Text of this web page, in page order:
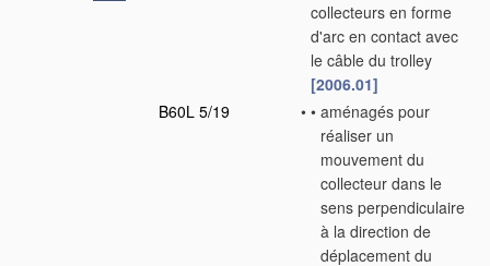
collecteurs en forme
d'arc en contact avec
le câble du trolley
[2006.01]
B60L 5/19
• • aménagés pour
réaliser un
mouvement du
collecteur dans le
sens perpendiculaire
à la direction de
déplacement du